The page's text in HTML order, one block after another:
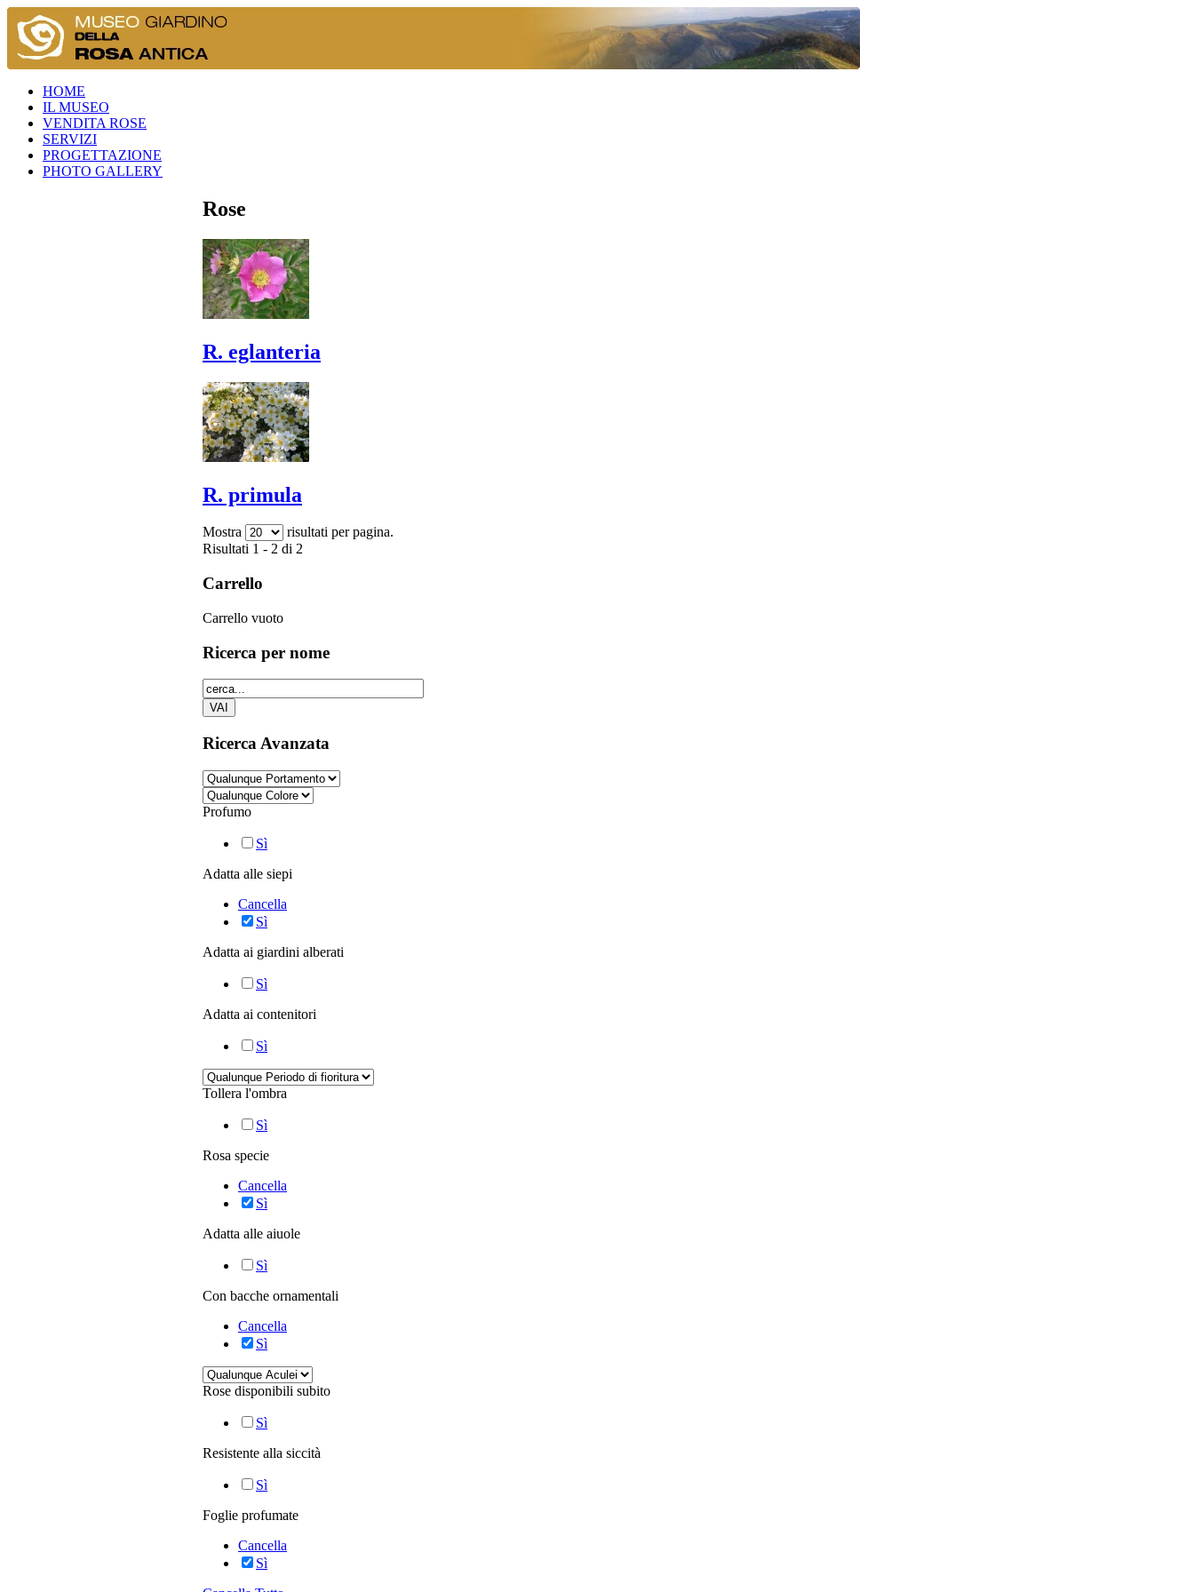
HOME
IL MUSEO
VENDITA ROSE
SERVIZI
PROGETTAZIONE
PHOTO GALLERY
Rose
R. eglanteria
R. primula
Mostra
risultati per pagina.
Risultati 1 - 2 di 2
Carrello
Carrello vuoto
Ricerca per nome
Ricerca Avanzata
Profumo
Sì
Adatta alle siepi
Cancella
Sì
Adatta ai giardini alberati
Sì
Adatta ai contenitori
Sì
Tollera l'ombra
Sì
Rosa specie
Cancella
Sì
Adatta alle aiuole
Sì
Con bacche ornamentali
Cancella
Sì
Rose disponibili subito
Sì
Resistente alla siccità
Sì
Foglie profumate
Cancella
Sì